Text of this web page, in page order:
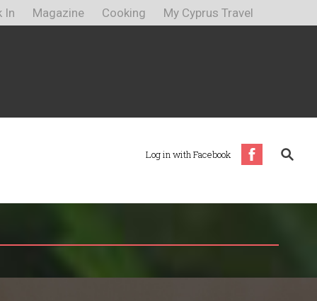
In Magazine Cooking My Cyprus Travel
Log in with Facebook